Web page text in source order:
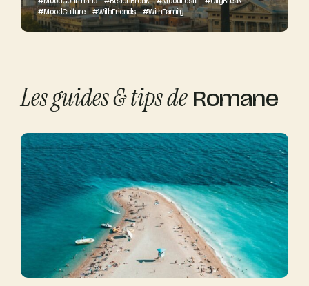
#MoodCulture #WithFriends #WithFamily
Les guides & tips de Romane